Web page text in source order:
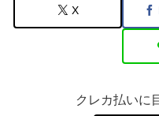
X
クレカ払いに